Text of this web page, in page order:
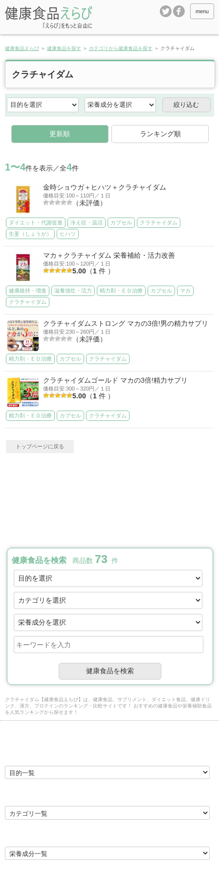
menu
健康食品えらび ＞ 健康食品を探す ＞ カテゴリから健康食品を探す ＞ クラチャイダム
クラチャイダム
更新順 ランキング順
1〜4件を表示／全4件
金時ショウガ＋ヒハツ＋クラチャイダム
価格目安:100～110円／１日
（未評価）
ダイエット・代謝促進 冷え症・温活 カプセル
クラチャイダム
生姜（しょうが）
ヒハツ
マカ＋クラチャイダム 栄養補給・活力改善
価格目安:100～120円／１日
5.00 （1 件 ）
健康維持・増進 滋養強壮・活力 精力剤・ＥＤ治療 カプセル
マカ
クラチャイダム
クラチャイダムストロング マカの3倍!男の精力サプリ
価格目安:230～260円／１日
（未評価）
精力剤・ＥＤ治療 カプセル クラチャイダム
クラチャイダムゴールド マカの3倍!精力サプリ
価格目安:300～320円／１日
5.00 （1 件 ）
精力剤・ＥＤ治療 カプセル クラチャイダム
トップページに戻る
健康食品を検索 商品数 73 件
クラチャイダム【健康食品えらび】は、健康食品、サプリメント、ダイエット食品、健康ドリ
ンク、漢方、プロテインのランキング・比較サイトです！ おすすめの健康食品や栄養補助食品
を人気ランキングから探せます！